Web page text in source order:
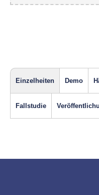
Einzelheiten Demo
Fallstudie